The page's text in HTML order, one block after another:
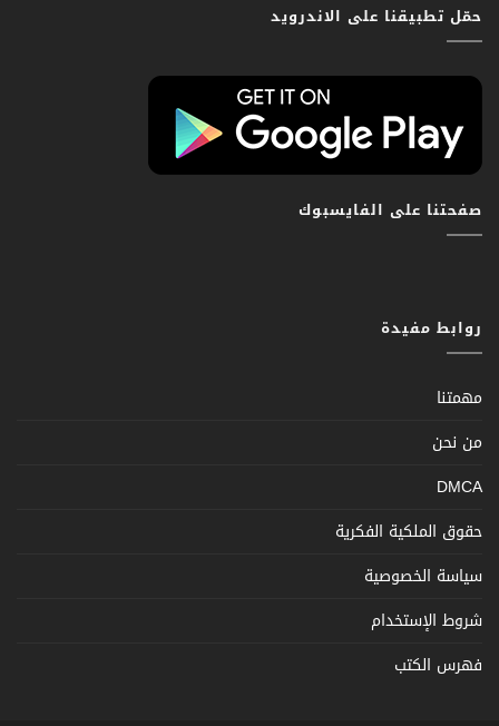
حمّل تطبيقنا على الاندرويد
صفحتنا على الفايسبوك
روابط مفيدة
مهمتنا
من نحن
DMCA
حقوق الملكية الفكرية
سياسة الخصوصية
شروط الإستخدام
فهرس الكتب